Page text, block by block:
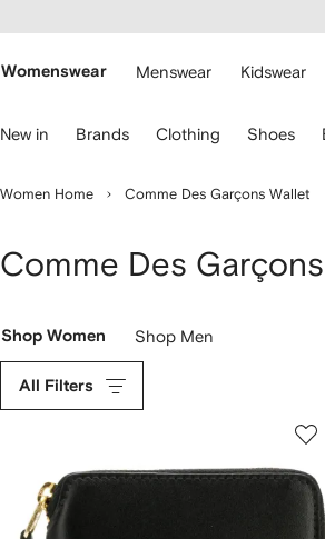
main
Womenswear Menswear Kidswear
New in Brands Clothing Shoes
Women Home Comme Des Garçons Wallet
Comme Des
Shop Women Shop Men
All Filters